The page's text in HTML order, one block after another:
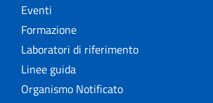
Eventi
Formazione
Laboratori di riferimento
Linee guida
Organismo Notificato